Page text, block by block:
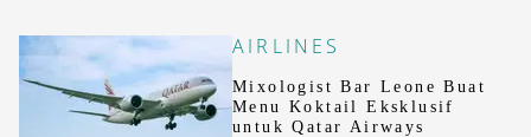
AIRLINES
Mixologist Bar Leone Buat
Menu Koktail Eksklusif
untuk Qatar Airways